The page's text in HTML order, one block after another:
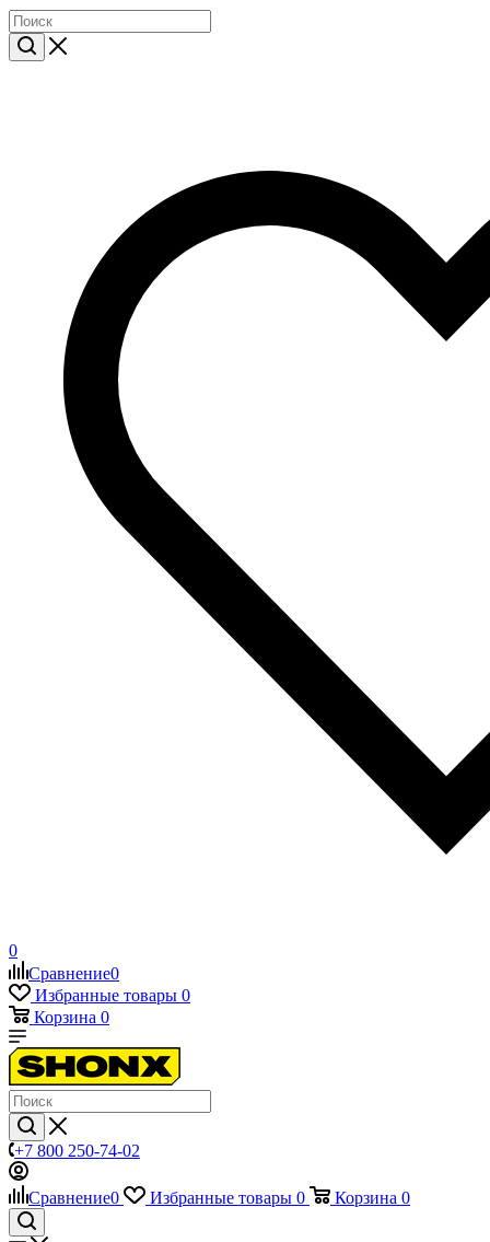
0
Сравнение0
Избранные товары 0
Корзина 0
+7 800 250-74-02
Сравнение0 Избранные товары 0 Корзина 0